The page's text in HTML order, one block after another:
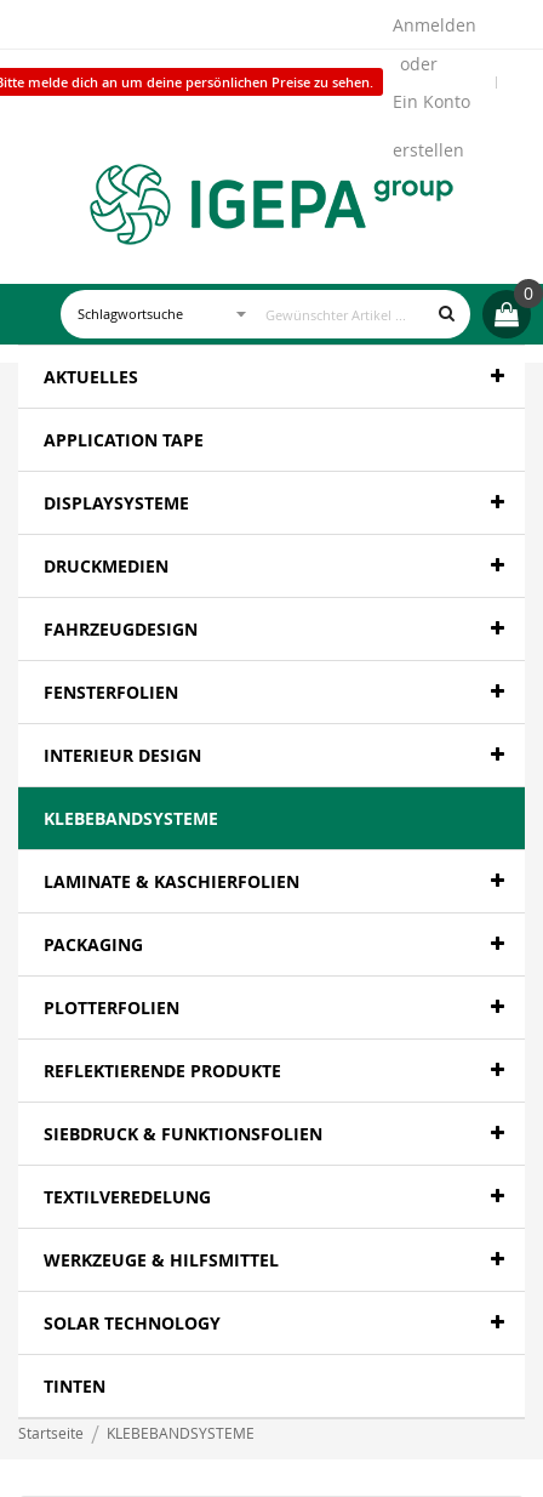
melde dich an um deine persönlichen Preise zu sehen.
Anmelden
Ein Konto
erstellen
0
AKTUELLES
APPLICATION TAPE
DISPLAYSYSTEME
DRUCKMEDIEN
FAHRZEUGDESIGN
FENSTERFOLIEN
INTERIEUR DESIGN
KLEBEBANDSYSTEME
LAMINATE & KASCHIERFOLIEN
PACKAGING
PLOTTERFOLIEN
REFLEKTIERENDE PRODUKTE
SIEBDRUCK & FUNKTIONSFOLIEN
TEXTILVEREDELUNG
WERKZEUGE & HILFSMITTEL
SOLAR TECHNOLOGY
TINTEN
Startseite KLEBEBANDSYSTEME